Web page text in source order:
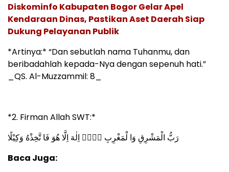
Diskominfo Kabupaten Bogor Gelar Apel
Kendaraan Dinas, Pastikan Aset Daerah Siap
Dukung Pelayanan Publik
*Artinya:* “Dan sebutlah nama Tuhanmu, dan
beribadahlah kepada-Nya dengan sepenuh hati.”
_QS. Al-Muzzammil: 8_
*2. Firman Allah SWT:*
رَبُّ الْمَشْرِقِ وَا لْمَغْرِبِ لَاۤ اِلٰهَ اِلَّا هُوَ فَا تَّخِذْهُ وَكِيْلًا
Baca Juga: